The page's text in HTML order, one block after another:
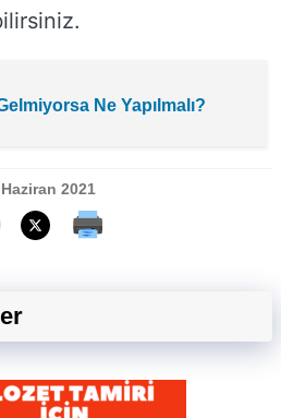
Ne Yapılmalı?
2021